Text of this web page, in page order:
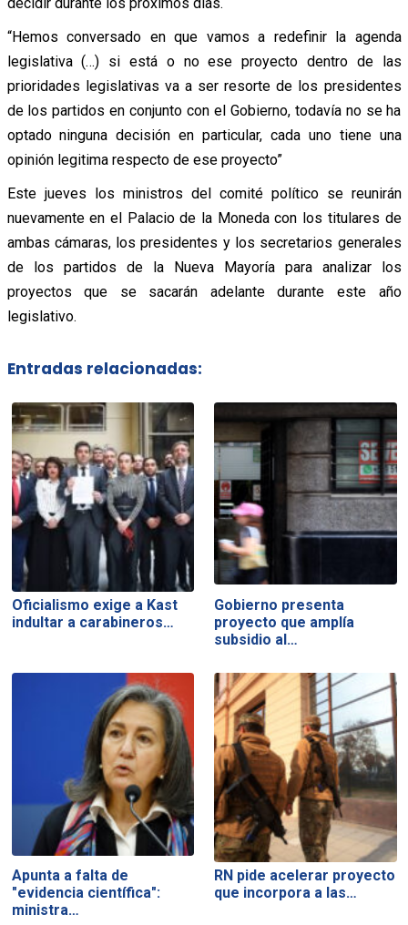
“Hemos conversado en que vamos a redefinir la agenda
legislativa (…) si está o no ese proyecto dentro de las
prioridades legislativas va a ser resorte de los presidentes
de los partidos en conjunto con el Gobierno, todavía no se ha
optado ninguna decisión en particular, cada uno tiene una
opinión legitima respecto de ese proyecto”
Este jueves los ministros del comité político se reunirán
nuevamente en el Palacio de la Moneda con los titulares de
ambas cámaras, los presidentes y los secretarios generales
de los partidos de la Nueva Mayoría para analizar los
proyectos que se sacarán adelante durante este año
legislativo.
Entradas relacionadas:
Oficialismo exige a Kast
indultar a carabineros…
Gobierno presenta
proyecto que amplía
subsidio al…
Apunta a falta de
"evidencia científica":
ministra…
RN pide acelerar proyecto
que incorpora a las…